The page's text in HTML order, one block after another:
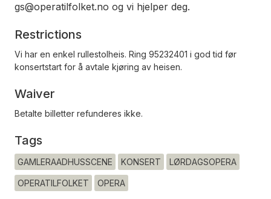
gs@operatilfolket.no og vi hjelper deg.
Restrictions
Vi har en enkel rullestolheis. Ring 95232401 i god tid før
konsertstart for å avtale kjøring av heisen.
Waiver
Betalte billetter refunderes ikke.
Tags
GAMLERAADHUSSCENE KONSERT LØRDAGSOPERA
OPERATILFOLKET OPERA